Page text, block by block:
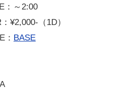
：～2:00
¥2,000-（1D）
： BASE